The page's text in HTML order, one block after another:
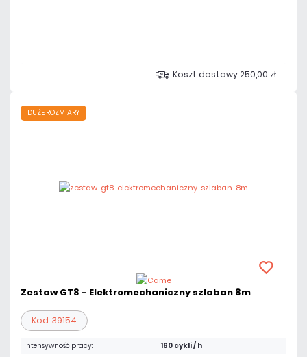
Koszt dostawy 250,00 zł
DUŻE ROZMIARY
Zestaw GT8 - Elektromechaniczny szlaban 8m
Kod: 39154
Intensywność pracy:
160 cykli / h